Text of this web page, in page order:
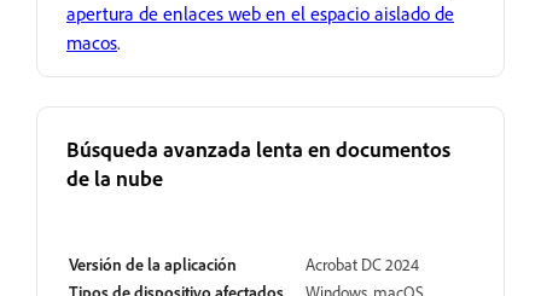
apertura de enlaces web en el espacio aislado de
macos.
Búsqueda avanzada lenta en documentos
de la nube
Versión de la aplicación
Acrobat DC 2024
Tipos de dispositivo afectados
Windows, macOS